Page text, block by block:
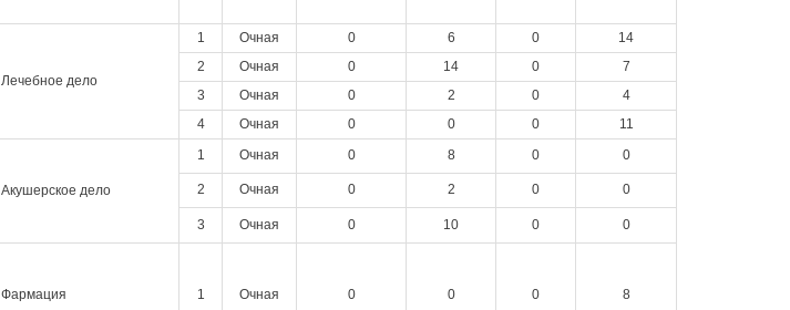
Лечебное дело
1 Очная 0 6 0
14
2
Очная 0 14 0
7
3
Очная 0 2 0
4
4
Очная 0 0 0 11
Акушерское дело
1 Очная 0 8 0 0
2 Очная 0 2 0 0
3 Очная 0 10 0 0
Фармация 1 Очная 0 0 0 8